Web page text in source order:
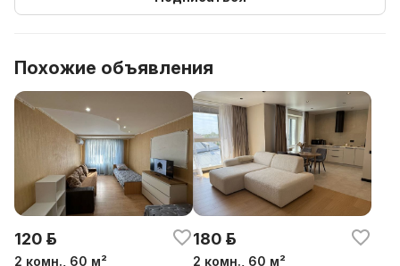
сервиса.
столовые приборы
Мы заботимся о вашем комфорте и максимальном
удобстве
Заселение возможно в удобное для вас время ( по
согласованию)
Мы рады сделать ваше пребывание комфортным!
Похожие объявления
120 р.
2 комн., 60 м²
180 р.
2 комн., 60 м²